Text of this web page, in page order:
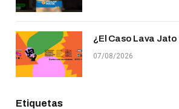
¿El Caso Lava Jato
07/08/2026
Etiquetas